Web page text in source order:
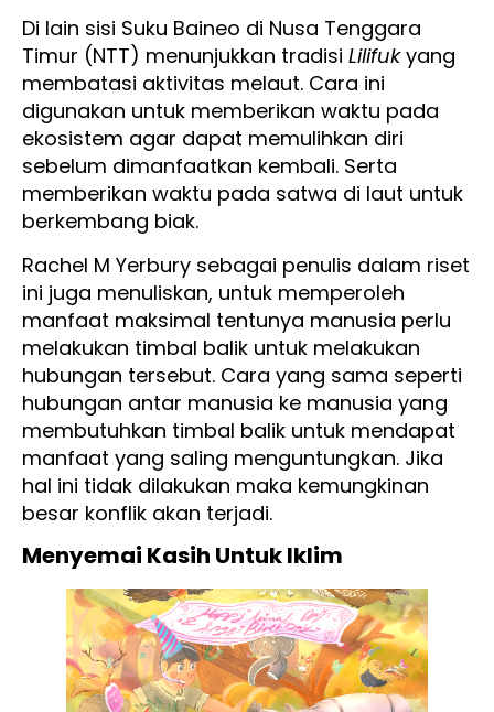
Di lain sisi Suku Baineo di Nusa Tenggara
Timur (NTT) menunjukkan tradisi Lilifukyang
membatasi aktivitas melaut. Cara ini
digunakan untuk memberikan waktu pada
ekosistem agar dapat memulihkan diri
sebelum dimanfaatkan kembali. Serta
memberikan waktu pada satwa di laut untuk
berkembang biak.
Rachel M Yerbury sebagai penulis dalam riset
ini juga menuliskan, untuk memperoleh
manfaat maksimal tentunya manusia perlu
melakukan timbal balik untuk melakukan
hubungan tersebut. Cara yang sama seperti
hubungan antar manusia ke manusia yang
membutuhkan timbal balik untuk mendapat
manfaat yang saling menguntungkan. Jika
hal ini tidak dilakukan maka kemungkinan
besar konflik akan terjadi.
Menyemai Kasih Untuk Iklim